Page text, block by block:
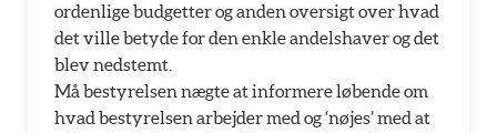
ordenlige budgetter og anden oversigt over hvad
det ville betyde for den enkle andelshaver og det
blev nedstemt.
Må bestyrelsen nægte at informere løbende om
hvad bestyrelsen arbejder med og ‘nøjes’ med at